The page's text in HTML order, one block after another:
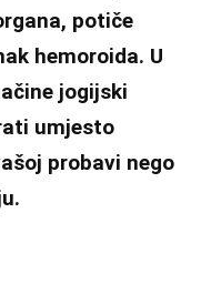
potiče
hemoroida. U
jogijski
umjesto
probavi nego